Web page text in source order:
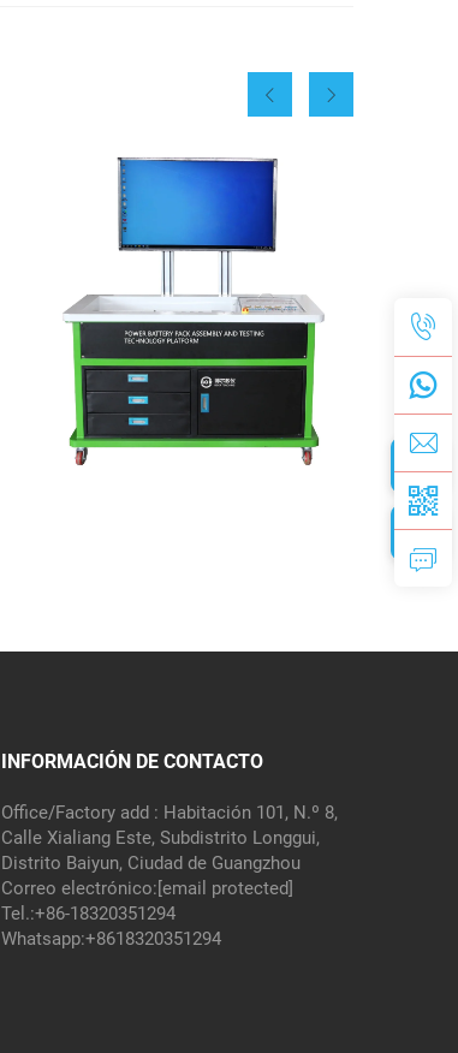
INFORMACIÓN DE CONTACTO
Office/Factory add : Habitación 101, N.º 8,
Calle Xialiang Este, Subdistrito Longgui,
Distrito Baiyun, Ciudad de Guangzhou
Correo electrónico:[email protected]
Tel.:+86-18320351294
Whatsapp:+8618320351294